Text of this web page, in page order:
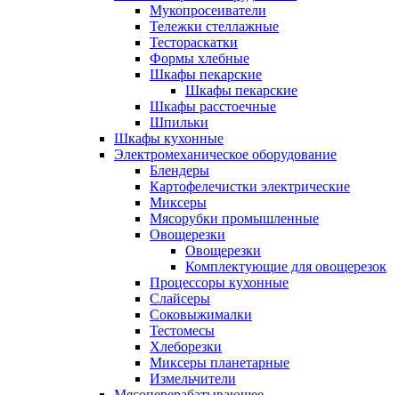
Мукопросеиватели
Тележки стеллажные
Тестораскатки
Формы хлебные
Шкафы пекарские
Шкафы пекарские
Шкафы расстоечные
Шпильки
Шкафы кухонные
Электромеханическое оборудование
Блендеры
Картофелечистки электрические
Миксеры
Мясорубки промышленные
Овощерезки
Овощерезки
Комплектующие для овощерезок
Процессоры кухонные
Слайсеры
Соковыжималки
Тестомесы
Хлеборезки
Миксеры планетарные
Измельчители